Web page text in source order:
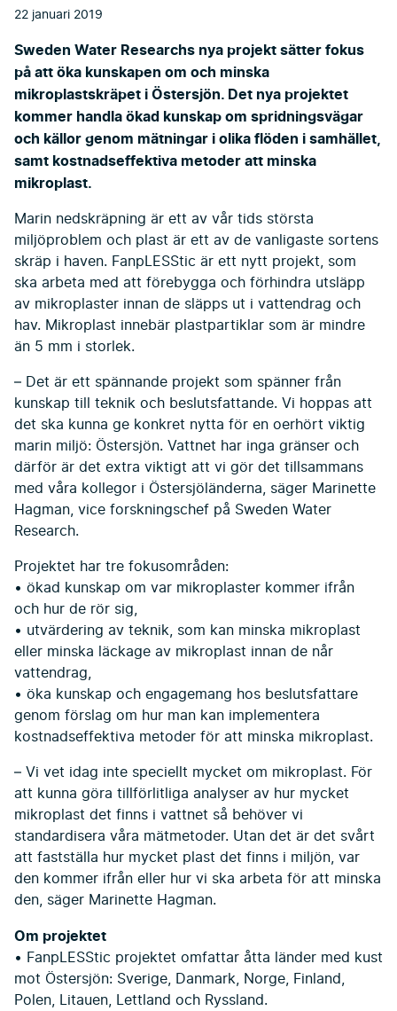
22 januari 2019
Sweden Water Researchs nya projekt sätter fokus
på att öka kunskapen om och minska
mikroplastskräpet i Östersjön. Det nya projektet
kommer handla ökad kunskap om spridningsvägar
och källor genom mätningar i olika flöden i samhället,
samt kostnadseffektiva metoder att minska
mikroplast.
Marin nedskräpning är ett av vår tids största
miljöproblem och plast är ett av de vanligaste sortens
skräp i haven. FanpLESStic är ett nytt projekt, som
ska arbeta med att förebygga och förhindra utsläpp
av mikroplaster innan de släpps ut i vattendrag och
hav. Mikroplast innebär plastpartiklar som är mindre
än 5 mm i storlek.
– Det är ett spännande projekt som spänner från
kunskap till teknik och beslutsfattande. Vi hoppas att
det ska kunna ge konkret nytta för en oerhört viktig
marin miljö: Östersjön. Vattnet har inga gränser och
därför är det extra viktigt att vi gör det tillsammans
med våra kollegor i Östersjöländerna, säger Marinette
Hagman, vice forskningschef på Sweden Water
Research.
Projektet har tre fokusområden:
• ökad kunskap om var mikroplaster kommer ifrån
och hur de rör sig,
• utvärdering av teknik, som kan minska mikroplast
eller minska läckage av mikroplast innan de når
vattendrag,
• öka kunskap och engagemang hos beslutsfattare
genom förslag om hur man kan implementera
kostnadseffektiva metoder för att minska mikroplast.
– Vi vet idag inte speciellt mycket om mikroplast. För
att kunna göra tillförlitliga analyser av hur mycket
mikroplast det finns i vattnet så behöver vi
standardisera våra mätmetoder. Utan det är det svårt
att fastställa hur mycket plast det finns i miljön, var
den kommer ifrån eller hur vi ska arbeta för att minska
den, säger Marinette Hagman.
Om projektet
• FanpLESStic projektet omfattar åtta länder med kust
mot Östersjön: Sverige, Danmark, Norge, Finland,
Polen, Litauen, Lettland och Ryssland.